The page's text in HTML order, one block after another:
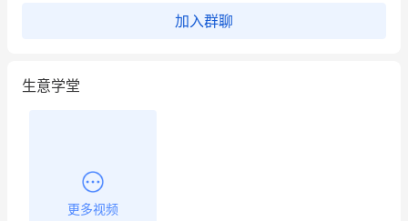
加入群聊
生意学堂
更多视频